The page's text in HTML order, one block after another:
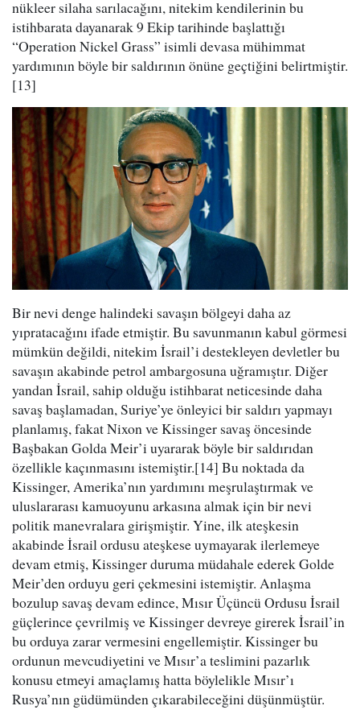
nükleer silaha sarılacağını, nitekim kendilerinin bu
istihbarata dayanarak 9 Ekip tarihinde başlattığı
“Operation Nickel Grass” isimli devasa mühimmat
yardımının böyle bir saldırının önüne geçtiğini belirtmiştir.
[13]
Bir nevi denge halindeki savaşın bölgeyi daha az
yıpratacağını ifade etmiştir. Bu savunmanın kabul görmesi
mümkün değildi, nitekim İsrail’i destekleyen devletler bu
savaşın akabinde petrol ambargosuna uğramıştır. Diğer
yandan İsrail, sahip olduğu istihbarat neticesinde daha
savaş başlamadan, Suriye’ye önleyici bir saldırı yapmayı
planlamış, fakat Nixon ve Kissinger savaş öncesinde
Başbakan Golda Meir’i uyararak böyle bir saldırıdan
özellikle kaçınmasını istemiştir.[14] Bu noktada da
Kissinger, Amerika’nın yardımını meşrulaştırmak ve
uluslararası kamuoyunu arkasına almak için bir nevi
politik manevralara girişmiştir. Yine, ilk ateşkesin
akabinde İsrail ordusu ateşkese uymayarak ilerlemeye
devam etmiş, Kissinger duruma müdahale ederek Golde
Meir’den orduyu geri çekmesini istemiştir. Anlaşma
bozulup savaş devam edince, Mısır Üçüncü Ordusu İsrail
güçlerince çevrilmiş ve Kissinger devreye girerek İsrail’in
bu orduya zarar vermesini engellemiştir. Kissinger bu
ordunun mevcudiyetini ve Mısır’a teslimini pazarlık
konusu etmeyi amaçlamış hatta böylelikle Mısır’ı
Rusya’nın güdümünden çıkarabileceğini düşünmüştür.